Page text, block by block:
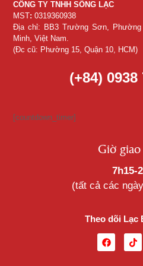
CÔNG TY TNHH SỐNG LẠC
MST: 0319360938
Địa chỉ: BB3 Trường Sơn, Phường
Minh, Việt Nam.
(Đc cũ: Phường 15, Quận 10, HCM)
(+84) 0938
[countdown_timer]
Giờ
7h15-
(tất cả các
Theo dõi Lạc